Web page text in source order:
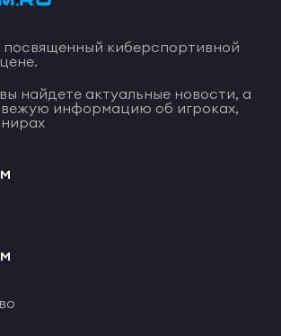
посвященный киберспортивной
найдете актуальные новости, а
информацию об игроках,